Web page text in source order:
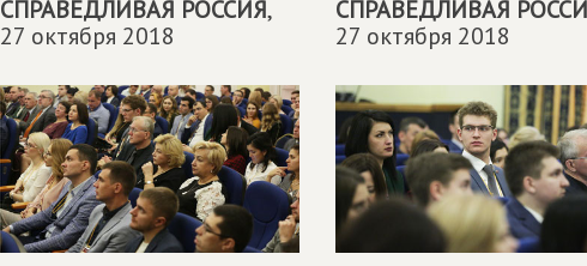
СПРАВЕДЛИВАЯ РОССИЯ,
27 октября 2018
СПРАВЕДЛИВАЯ
27 октября 2018